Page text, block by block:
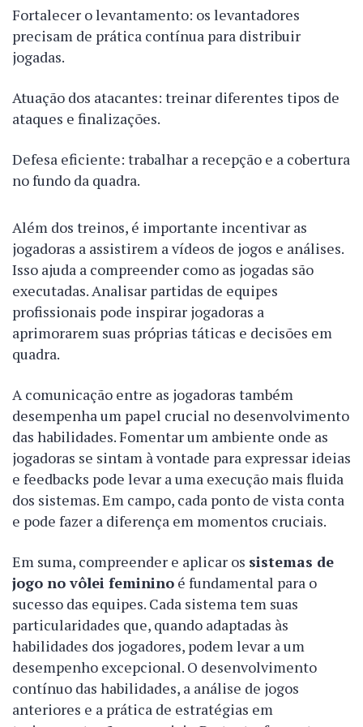
Fortalecer o levantamento: os levantadores
precisam de prática contínua para distribuir
jogadas.
Atuação dos atacantes: treinar diferentes tipos de
ataques e finalizações.
Defesa eficiente: trabalhar a recepção e a cobertura
no fundo da quadra.
Além dos treinos, é importante incentivar as
jogadoras a assistirem a vídeos de jogos e análises.
Isso ajuda a compreender como as jogadas são
executadas. Analisar partidas de equipes
profissionais pode inspirar jogadoras a
aprimorarem suas próprias táticas e decisões em
quadra.
A comunicação entre as jogadoras também
desempenha um papel crucial no desenvolvimento
das habilidades. Fomentar um ambiente onde as
jogadoras se sintam à vontade para expressar ideias
e feedbacks pode levar a uma execução mais fluida
dos sistemas. Em campo, cada ponto de vista conta
e pode fazer a diferença em momentos cruciais.
Em suma, compreender e aplicar os sistemas de
jogo no vôlei feminino é fundamental para o
sucesso das equipes. Cada sistema tem suas
particularidades que, quando adaptadas às
habilidades dos jogadores, podem levar a um
desempenho excepcional. O desenvolvimento
contínuo das habilidades, a análise de jogos
anteriores e a prática de estratégias em